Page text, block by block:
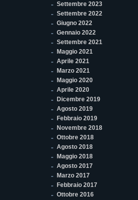
Settembre 2023
Settembre 2022
Giugno 2022
Gennaio 2022
Settembre 2021
Maggio 2021
Aprile 2021
Marzo 2021
Maggio 2020
Aprile 2020
Dicembre 2019
Agosto 2019
Febbraio 2019
Novembre 2018
Ottobre 2018
Agosto 2018
Maggio 2018
Agosto 2017
Marzo 2017
Febbraio 2017
Ottobre 2016